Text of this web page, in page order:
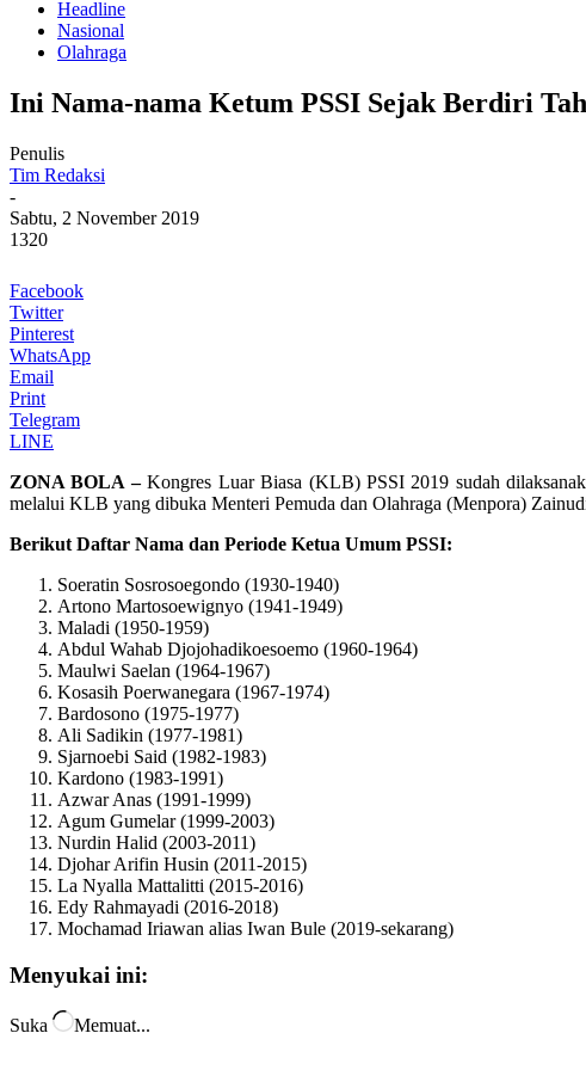
Headline
Nasional
Olahraga
Ini Nama-nama Ketum PSSI Sejak Berdiri
Penulis
Tim Redaksi
-
Sabtu, 2 November 2019
1320
Facebook
Twitter
Pinterest
WhatsApp
Email
Print
Telegram
LINE
ZONA BOLA –Kongres Luar Biasa (KLB) PSSI 2019 sudah
melalui KLB yang dibuka Menteri Pemuda dan Olahraga (Menpora)
Berikut Daftar Nama dan Periode Ketua Umum PSSI:
Soeratin Sosrosoegondo (1930-1940)
Artono Martosoewignyo (1941-1949)
Maladi (1950-1959)
Abdul Wahab Djojohadikoesoemo (1960-1964)
Maulwi Saelan (1964-1967)
Kosasih Poerwanegara (1967-1974)
Bardosono (1975-1977)
Ali Sadikin (1977-1981)
Sjarnoebi Said (1982-1983)
Kardono (1983-1991)
Azwar Anas (1991-1999)
Agum Gumelar (1999-2003)
Nurdin Halid (2003-2011)
Djohar Arifin Husin (2011-2015)
La Nyalla Mattalitti (2015-2016)
Edy Rahmayadi (2016-2018)
Mochamad Iriawan alias Iwan Bule (2019-sekarang)
Menyukai ini:
Suka Memuat...